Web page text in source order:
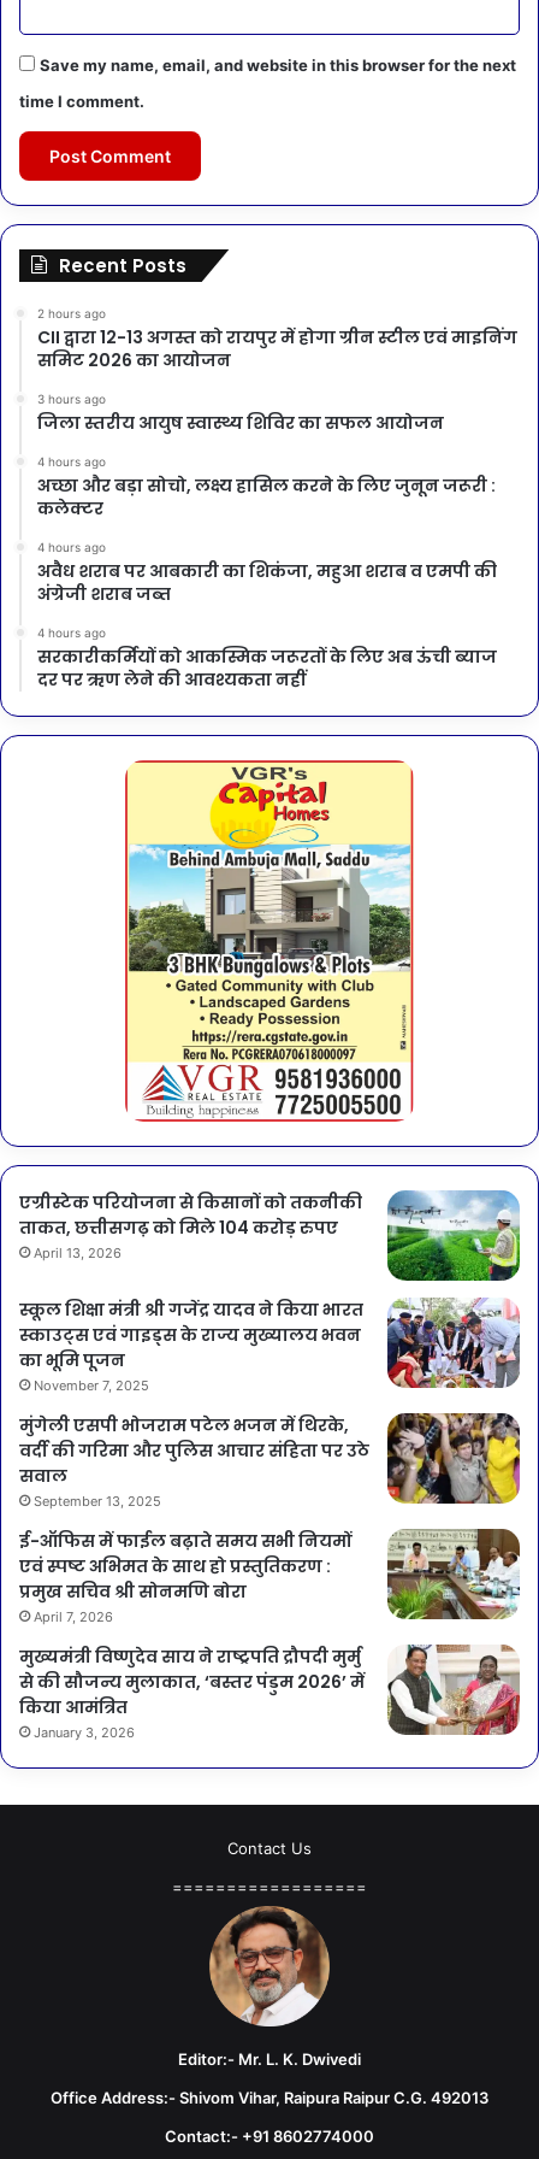
Save my name, email, and website in this browser for the next
time I comment.
Recent Posts
2 hours ago
CII द्वारा 12-13 अगस्त को रायपुर में होगा ग्रीन स्टील एवं माइनिंग
समिट 2026 का आयोजन
3 hours ago
जिला स्तरीय आयुष स्वास्थ्य शिविर का सफल आयोजन
4 hours ago
अच्छा और बड़ा सोचो, लक्ष्य हासिल करने के लिए जुनून जरूरी :
कलेक्टर
4 hours ago
अवैध शराब पर आबकारी का शिकंजा, महुआ शराब व एमपी की
अंग्रेजी शराब जब्त
4 hours ago
सरकारीकर्मियों को आकस्मिक जरूरतों के लिए अब ऊंची ब्याज
दर पर ऋण लेने की आवश्यकता नहीं
एग्रीस्टेक परियोजना से किसानों को तकनीकी
ताकत, छत्तीसगढ़ को मिले 104 करोड़ रुपए
April 13, 2026
स्कूल शिक्षा मंत्री श्री गजेंद्र यादव ने किया भारत
स्काउट्स एवं गाइड्स के राज्य मुख्यालय भवन
का भूमि पूजन
November 7, 2025
मुंगेली एसपी भोजराम पटेल भजन में थिरके,
वर्दी की गरिमा और पुलिस आचार संहिता पर उठे
सवाल
September 13, 2025
ई-ऑफिस में फाईल बढ़ाते समय सभी नियमों
एवं स्पष्ट अभिमत के साथ हो प्रस्तुतिकरण :
प्रमुख सचिव श्री सोनमणि बोरा
April 7, 2026
मुख्यमंत्री विष्णुदेव साय ने राष्ट्रपति द्रौपदी मुर्मु
से की सौजन्य मुलाकात, ‘बस्तर पंडुम 2026’ में
किया आमंत्रित
January 3, 2026
Contact Us
==================
Editor:- Mr. L. K. Dwivedi
Office Address:- Shivom Vihar, Raipura Raipur C.G. 492013
Contact:- +91 8602774000